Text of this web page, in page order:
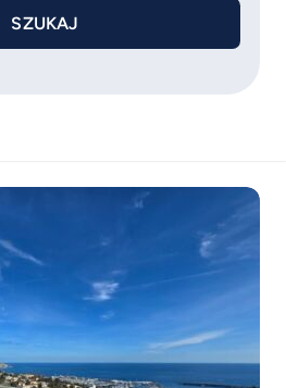
SZUKAJ